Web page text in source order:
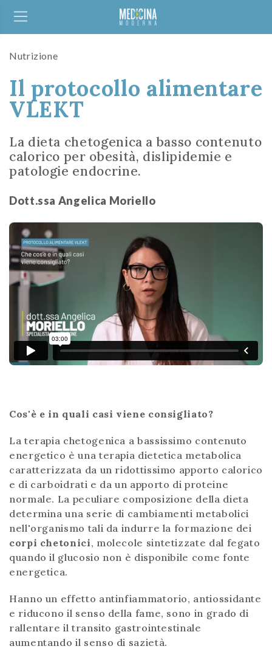
Nutrizione
Il protocollo alimentare
VLEKT
La dieta chetogenica a basso contenuto
calorico per obesità, dislipidemie e
patologie endocrine.
Dott.ssa Angelica Moriello
Cos'è e in quali casi viene consigliato?
La terapia chetogenica a bassissimo contenuto
energetico è una terapia dietetica metabolica
caratterizzata da un ridottissimo apporto calorico
e di carboidrati e da un apporto di proteine
normale. La peculiare composizione della dieta
determina una serie di cambiamenti metabolici
nell'organismo tali da indurre la formazione dei
corpi chetonici, molecole sintetizzate dal fegato
quando il glucosio non è disponibile come fonte
energetica.
Hanno un effetto antinfiammatorio, antiossidante
e riducono il senso della fame, sono in grado di
rallentare il transito gastrointestinale
aumentando il senso di sazietà.